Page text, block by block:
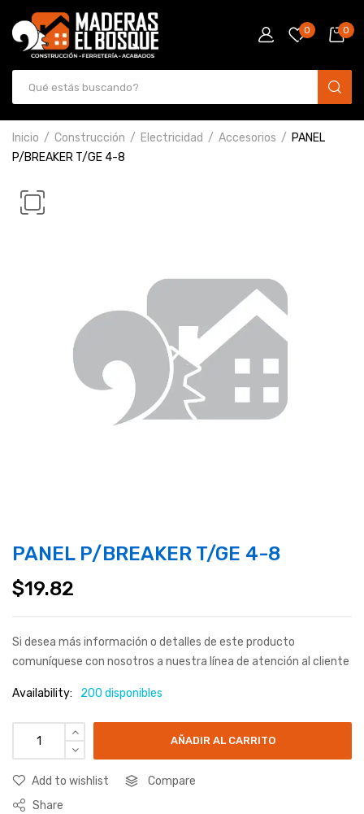
0 0
Inicio Construcción Electricidad Accesorios
PANEL
P/BREAKER T/GE 4-8
PANEL P/BREAKER T/GE 4-8
$19.82
Si desea más información o detalles de este producto
comuníquese con nosotros a nuestra línea de atención al cliente
Availability: 200 disponibles
AÑADIR AL CARRITO
Add to wishlist
Compare
Share